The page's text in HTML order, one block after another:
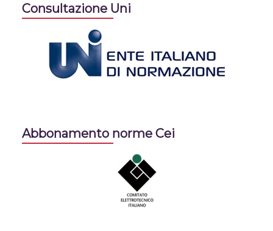
Consultazione Uni
Abbonamento norme Cei